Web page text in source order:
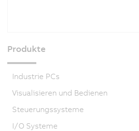
Produkte
Industrie PCs
Visualisieren und Bedienen
Steuerungssysteme
I/O Systeme